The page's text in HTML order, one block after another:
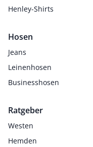
Henley-Shirts
Hosen
Jeans
Leinenhosen
Businesshosen
Ratgeber
Westen
Hemden